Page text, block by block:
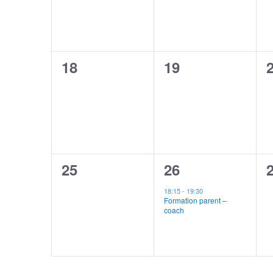
0
18
0
19
0
0
25
1
évènement,
26
18:15- 19:30
Formation parent –
coach
0